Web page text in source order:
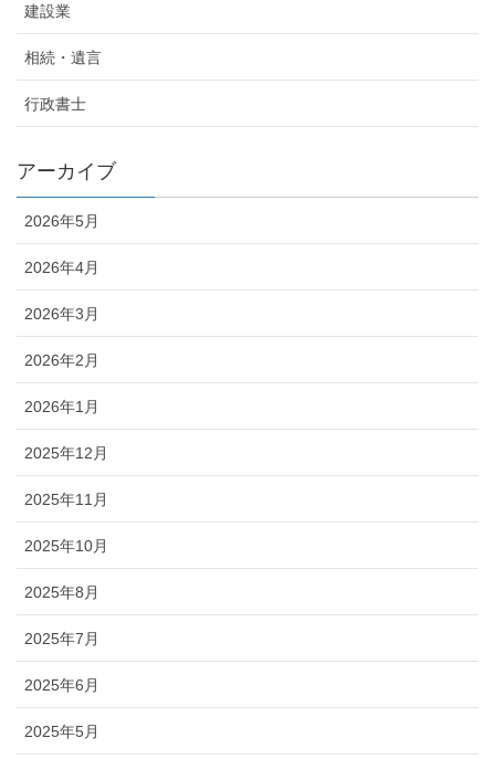
建設業
相続・遺言
行政書士
アーカイブ
2026年5月
2026年4月
2026年3月
2026年2月
2026年1月
2025年12月
2025年11月
2025年10月
2025年8月
2025年7月
2025年6月
2025年5月